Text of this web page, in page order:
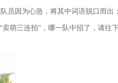
员因为心急，将其中词语脱口而出
萌三连拍”，哪一队中招了，请往